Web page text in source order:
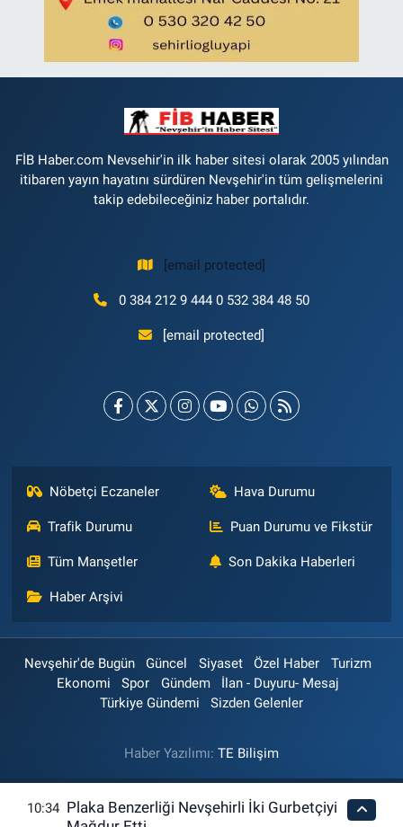
FİB Haber.com Nevsehir'in ilk haber sitesi olarak 2005 yılından
itibaren yayın hayatını sürdüren Nevşehir'in tüm gelişmelerini
takip edebileceğiniz haber portalıdır.
[email protected]
0 384 212 9 444 0 532 384 48 50
[email protected]
Nöbetçi Eczaneler Hava Durumu
Trafik Durumu Puan Durumu ve Fikstür
Tüm Manşetler Son Dakika Haberleri
Haber Arşivi
Nevşehir'de Bugün Güncel Siyaset Özel Haber
Turizm
Ekonomi
Spor Gündem
İlan - Duyuru- Mesaj
Türkiye Gündemi
Sizden Gelenler
Haber Yazılımı: TE Bilişim
10:34 Plaka Benzerliği Nevşehirli İki Gurbetçiyi